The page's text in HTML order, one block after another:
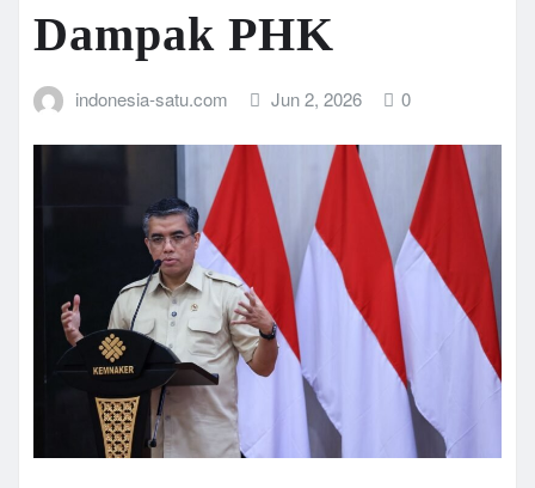
Dampak PHK
indonesia-satu.com Jun 2, 2026 0